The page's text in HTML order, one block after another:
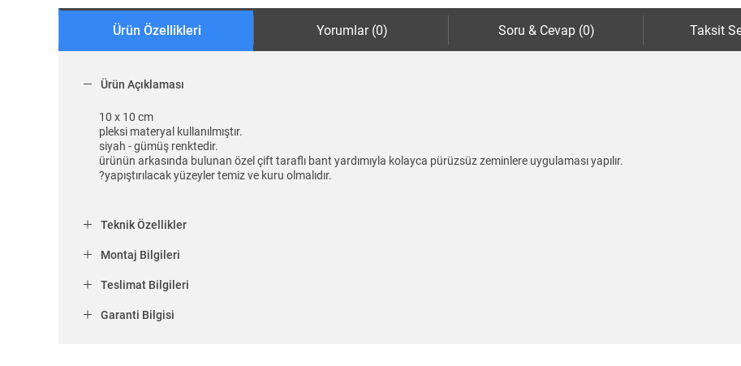
Ürün Özellikleri Yorumlar (0) Soru & Cevap (0) Taksit
Ürün Açıklaması
10 x 10 cm
pleksi materyal kullanılmıştır.
siyah - gümüş renktedir.
ürünün arkasında bulunan özel çift taraflı bant yardımıyla kolayca pürüzsüz zeminlere uygulaması yapılır.
?yapıştırılacak yüzeyler temiz ve kuru olmalıdır.
Teknik Özellikler
Montaj Bilgileri
Teslimat Bilgileri
Garanti Bilgisi